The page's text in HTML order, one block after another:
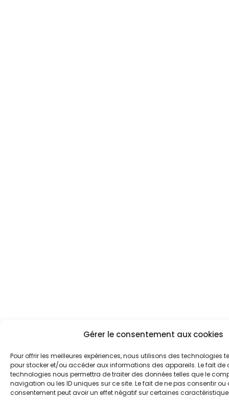
Gérer le consentement aux cookies
Pour offrir les meilleures expériences, nous utilisons des technologies
pour stocker et/ou accéder aux informations des appareils. Le fait de
technologies nous permettra de traiter des données telles que le
navigation ou les ID uniques sur ce site. Le fait de ne pas consentir ou
consentement peut avoir un effet négatif sur certaines